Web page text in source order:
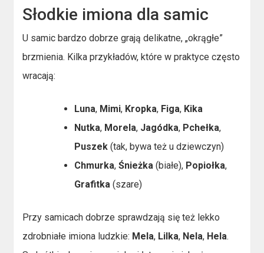
Słodkie imiona dla samic
U samic bardzo dobrze grają delikatne, „okrągłe”
brzmienia. Kilka przykładów, które w praktyce często
wracają:
Luna, Mimi, Kropka, Figa, Kika
Nutka, Morela, Jagódka, Pchełka,
Puszek (tak, bywa też u dziewczyn)
Chmurka,Śnieżka (białe), Popiołka,
Grafitka (szare)
Przy samicach dobrze sprawdzają się też lekko
zdrobniałe imiona ludzkie: Mela, Lilka, Nela, Hela.